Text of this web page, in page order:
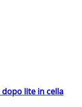
lite in cella